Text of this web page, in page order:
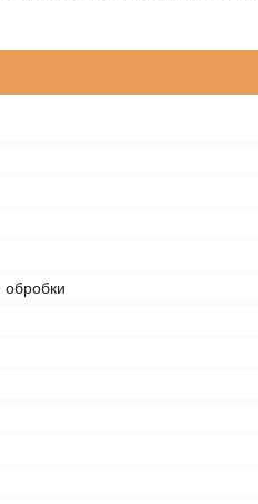
обробки